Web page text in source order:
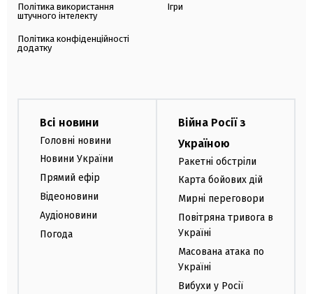
Політика використання
штучного інтелекту
Політика конфіденційності
додатку
Ігри
Всі новини
Головні новини
Новини України
Прямий ефір
Відеоновини
Аудіоновини
Погода
Війна Росії з
Україною
Ракетні обстріли
Карта бойових дій
Мирні переговори
Повітряна тривога в
Україні
Масована атака по
Україні
Вибухи у Росії